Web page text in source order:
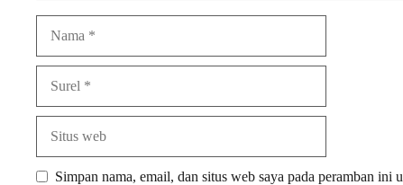
Simpan nama, email, dan situs web saya pada peramban ini